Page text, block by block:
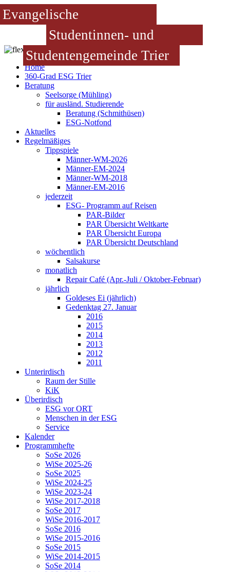
Evangelische
Studentinnen- und
Studentengemeinde Trier
Home
360-Grad ESG Trier
Beratung
Seelsorge (Mühling)
für ausländ. Studierende
Beratung (Schmithüsen)
ESG-Notfond
Aktuelles
Regelmäßiges
Tippspiele
Männer-WM-2026
Männer-EM-2024
Männer-WM-2018
Männer-EM-2016
jederzeit
ESG- Programm auf Reisen
PAR-Bilder
PAR Übersicht Weltkarte
PAR Übersicht Europa
PAR Übersicht Deutschland
wöchentlich
Salsakurse
monatlich
Repair Café (Apr.-Juli / Oktober-Februar)
jährlich
Goldeses Ei (jährlich)
Gedenktag 27. Januar
2016
2015
2014
2013
2012
2011
Unterirdisch
Raum der Stille
KiK
Überirdisch
ESG vor ORT
Menschen in der ESG
Service
Kalender
Programmhefte
SoSe 2026
WiSe 2025-26
SoSe 2025
WiSe 2024-25
WiSe 2023-24
WiSe 2017-2018
SoSe 2017
WiSe 2016-2017
SoSe 2016
WiSe 2015-2016
SoSe 2015
WiSe 2014-2015
SoSe 2014